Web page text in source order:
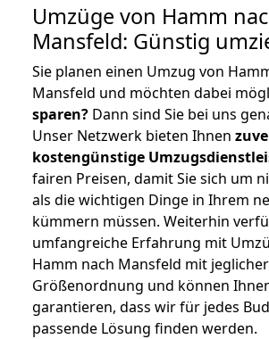
Umzüge von Hamm
Mansfeld: Günstig
Sie planen einen Umzug von
Mansfeld und möchten dabei
sparen? Dann sind Sie bei uns
Unser Netzwerk bieten Ihnen
kostengünstige
fairen Preisen, damit Sie sich um
als die wichtigen Dinge in Ihrem
kümmern müssen. Weiterhin
umfangreiche Erfahrung mit
Hamm nach Mansfeld mit jeglicher
Größenordnung und können
garantieren, dass wir für jedes
passende Lösung finden werden.